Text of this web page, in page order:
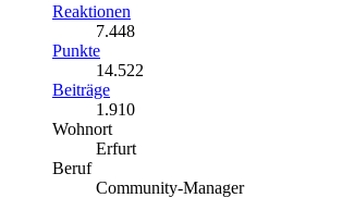
Reaktionen
7.448
Punkte
14.522
Beiträge
1.910
Wohnort
Erfurt
Beruf
Community-Manager